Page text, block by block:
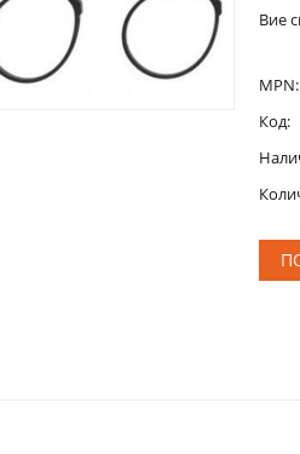
Вие
MPN:
Код: